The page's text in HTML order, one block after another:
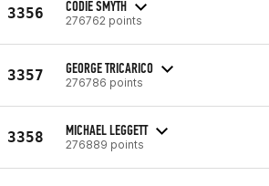
3356 CODIE SMYTH
276762 points
3357 GEORGE TRICARICO
276786 points
3358 MICHAEL LEGGETT
276889 points